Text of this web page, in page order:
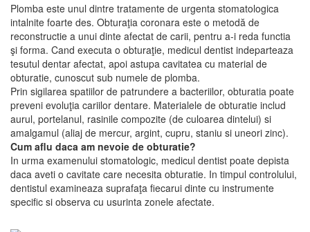
Plomba este unul dintre tratamente de urgenta stomatologica
intalnite foarte des. Obturaţia coronara este o metodă de
reconstructie a unui dinte afectat de carii, pentru a-i reda functia
şi forma. Cand executa o obturaţie, medicul dentist indeparteaza
tesutul dentar afectat, apoi astupa cavitatea cu material de
obturatie, cunoscut sub numele de plomba.
Prin sigilarea spatiilor de patrundere a bacteriilor, obturatia poate
preveni evoluţia cariilor dentare. Materialele de obturatie includ
aurul, portelanul, rasinile compozite (de culoarea dintelui) si
amalgamul (aliaj de mercur, argint, cupru, staniu si uneori zinc).
Cum aflu daca am nevoie de obturatie?
In urma examenului stomatologic, medicul dentist poate depista
daca aveti o cavitate care necesita obturatie. In timpul controlului,
dentistul examineaza suprafaţa fiecarui dinte cu instrumente
specific si observa cu usurinta zonele afectate.